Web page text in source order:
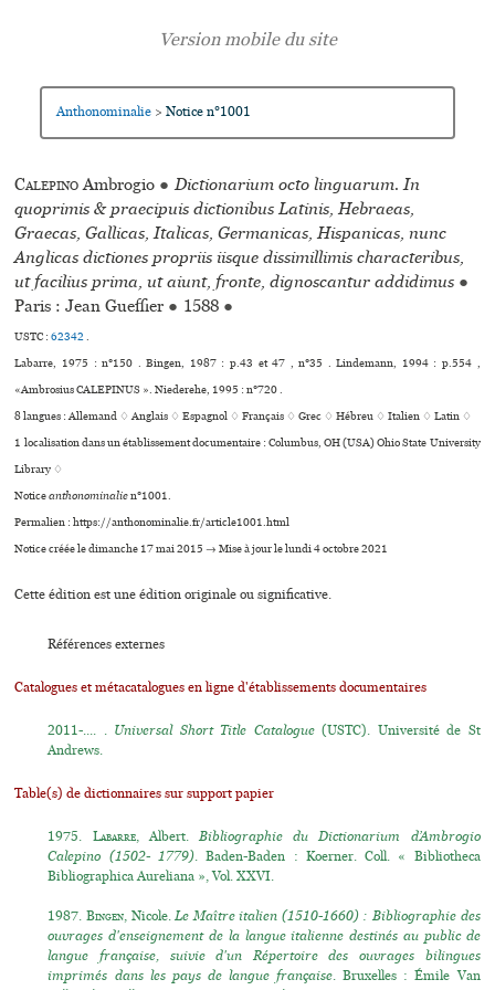
Anthonominalie > Notice n°1001
CalepinoAmbrogio ● Dictionarium octo linguarum. In
quoprimis & praecipuis dictionibus Latinis, Hebraeas,
Graecas, Gallicas, Italicas, Germanicas, Hispanicas, nunc
Anglicas dictiones propriis iisque dissimillimis characteribus,
ut facilius prima, ut aiunt, fronte, dignoscantur addidimus ●
Paris : Jean Gueffier ● 1588 ●
USTC :62342.
Labarre, 1975 : n°150 . Bingen, 1987 : p.43 et 47 , n°35 . Lindemann, 1994 : p.554 ,
«Ambrosius CALEPINUS ». Niederehe, 1995 : n°720 .
8 langues :Allemand ♢Anglais ♢Espagnol ♢Français ♢Grec ♢Hébreu ♢Italien ♢Latin ♢
1 localisation dans un établissement documentaire : Columbus, OH (USA) Ohio State University
Library ♢
Noticeanthonominalien°1001.
Permalien : https://anthonominalie.fr/article1001.html
Notice créée le dimanche 17 mai 2015 → Mise à jour le lundi 4 octobre 2021
Cette édition est une édition originale ou significative.
Références externes
Catalogues et métacatalogues en ligne d'établissements documentaires
2011-.... . Universal Short Title Catalogue(USTC). Université de St
Andrews.
Table(s) de dictionnaires sur support papier
1975. Labarre, Albert.Bibliographie du Dictionarium d’Ambrogio
Calepino (1502- 1779). Baden-Baden : Koerner. Coll. « Bibliotheca
Bibliographica Aureliana », Vol. XXVI.
1987.Bingen, Nicole.Le Maître italien (1510-1660) : Bibliographie des
ouvrages d'enseignement de la langue italienne destinés au public de
langue française, suivie d'un Répertoire des ouvrages bilingues
imprimés dans les pays de langue française. Bruxelles : Émile Van